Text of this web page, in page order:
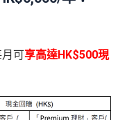
可享高達HK$500現